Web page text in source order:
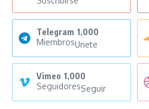
Telegram 1,000
MiembrosUnete
Vimeo 1,000
SeguidoresSeguir